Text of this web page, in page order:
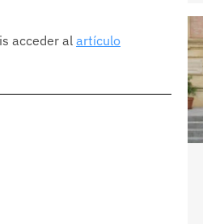
acceder al artículo